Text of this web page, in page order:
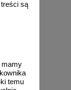
są
mamy
temu